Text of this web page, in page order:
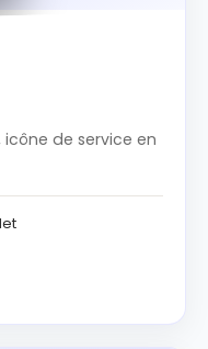
de service en